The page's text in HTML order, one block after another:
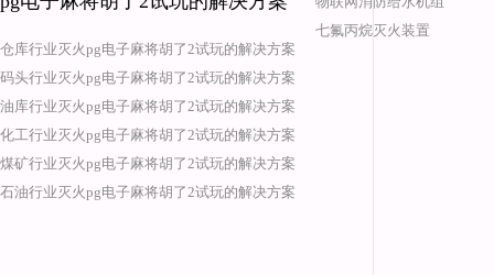
七氟丙烷灭火装置
仓库行业灭火pg电子麻将胡了2试玩的解决方案
码头行业灭火pg电子麻将胡了2试玩的解决方案
油库行业灭火pg电子麻将胡了2试玩的解决方案
化工行业灭火pg电子麻将胡了2试玩的解决方案
煤矿行业灭火pg电子麻将胡了2试玩的解决方案
石油行业灭火pg电子麻将胡了2试玩的解决方案